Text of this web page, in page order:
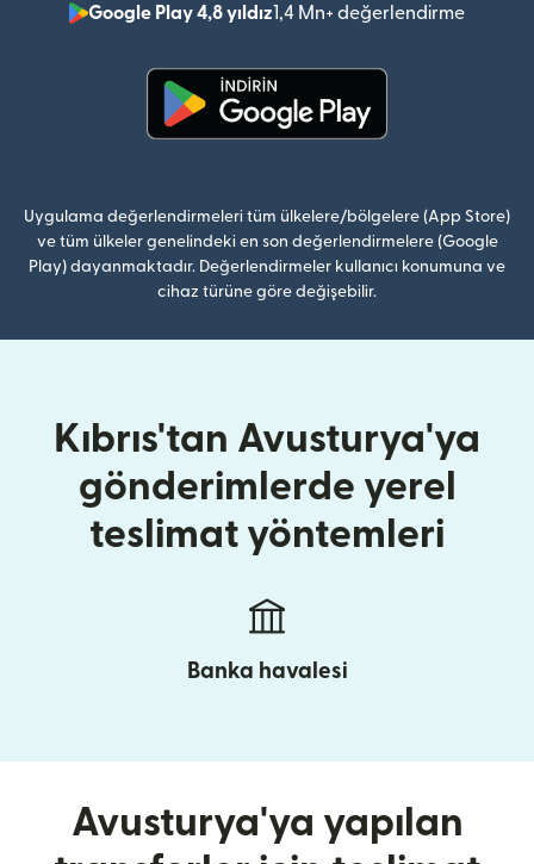
Google Play 4,8 yıldız1,4 Mn+ değerlendirme
Uygulama değerlendirmeleri tüm ülkelere/bölgelere (App Store)
ve tüm ülkeler genelindeki en son değerlendirmelere (Google
Play) dayanmaktadır. Değerlendirmeler kullanıcı konumuna ve
cihaz türüne göre değişebilir.
Kıbrıs'tan Avusturya'ya
gönderimlerde yerel
teslimat yöntemleri
Banka havalesi
Avusturya'ya yapılan